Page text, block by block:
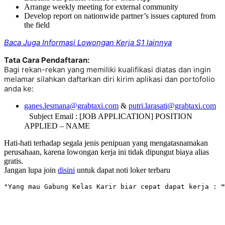
Arrange weekly meeting for external community
Develop report on nationwide partner’s issues captured from
the field
Baca Juga Informasi Lowongan Kerja S1 lainnya
Tata Cara Pendaftaran:
Bagi rekan-rekan yang memiliki kualifikasi diatas dan ingin
melamar silahkan daftarkan diri kirim aplikasi dan portofolio
anda ke:
ganes.lesmana@grabtaxi.com & putri.larasati@grabtaxi.com
Subject Email : [JOB APPLICATION] POSITION
APPLIED – NAME
Hati-hati terhadap segala jenis penipuan yang mengatasnamakan
perusahaan, karena lowongan kerja ini tidak dipungut biaya alias
gratis.
Jangan lupa join disini untuk dapat noti loker terbaru
"Yang mau Gabung Kelas Karir biar cepat dapat kerja : "